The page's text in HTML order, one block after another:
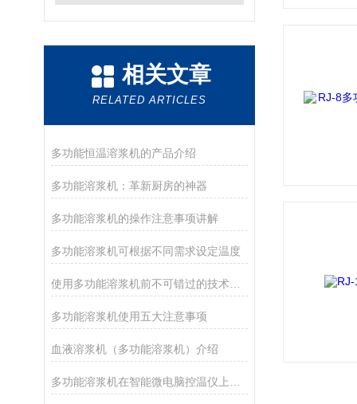
相关文章
RELATED ARTICLES
多功能恒温溶浆机的产品介绍
多功能溶浆机：革新厨房的神器
多功能溶浆机的操作注意事项讲解
多功能溶浆机可根据不同需求设定温度
使用多功能溶浆机前不可错过的技术宝典
多功能溶浆机使用五大注意事项
血液溶浆机（多功能溶浆机）介绍